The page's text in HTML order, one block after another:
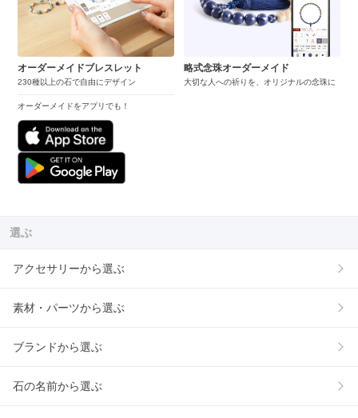
オーダーメイドブレスレット
230種以上の石で自由にデザイン
オーダーメイドをアプリでも！
略式念珠オーダーメイド
大切な人への祈りを、オリジナルの念珠に
選ぶ
アクセサリーから選ぶ
素材・パーツから選ぶ
ブランドから選ぶ
石の名前から選ぶ